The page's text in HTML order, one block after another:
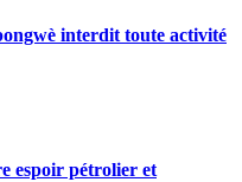
interdit toute activité
espoir pétrolier et